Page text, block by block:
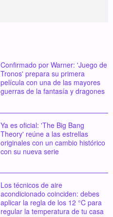
Confirmado por Warner: 'Juego de
Tronos' prepara su primera
película con una de las mayores
guerras de la fantasía y dragones
Ya es oficial: 'The Big Bang
Theory' reúne a las estrellas
originales con un cambio histórico
con su nueva serie
Los técnicos de aire
acondicionado coinciden: debes
aplicar la regla de los 12 °C para
regular la temperatura de tu casa